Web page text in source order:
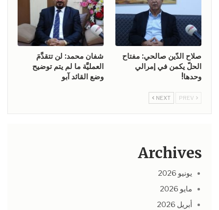
صلاح الدّين صالحي: مفتاح
الحلّ يكمن في إمرالي
وحدها!
شفان محمد: لن تتقدَّمَ
العمليَّة ما لم يتم توضيح
وضع القائد آبو
NEXT
Archives
يونيو 2026
مايو 2026
أبريل 2026